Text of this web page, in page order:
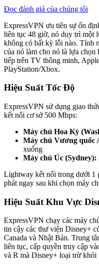
Đọc đánh giá của chúng tôi
ExpressVPN ưu tiên sự ổn
liên tục 48 giờ, nó duy trì một
không có bất kỳ lỗi nào. Tính
của nó làm cho nó là lựa
tiếp trên TV thông minh,
PlayStation/Xbox.
Hiệu Suất Tốc Độ
ExpressVPN sử dụng giao
kết nối cơ sở 500 Mbps:
Máy chủ Hoa Kỳ
Máy chủ Vương quốc
xuống
Máy chủ Úc (Sydney):
Lightway kết nối trong dưới 1
phát ngay sau khi chọn máy
Hiệu Suất Khu Vực
ExpressVPN chạy các máy
tin cậy các thư viện Disney+
Canada và Nhật Bản. Trung
liên tục, cấp quyền truy cập
và R mà Disney+ loại trừ